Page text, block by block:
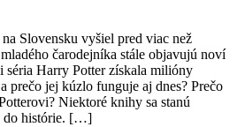
Slovensku vyšiel pred viac než
čarodejníka stále objavujú noví
séria Harry Potter získala milióny
prečo jej kúzlo funguje aj dnes? Prečo
Niektoré knihy sa stanú
do histórie. […]